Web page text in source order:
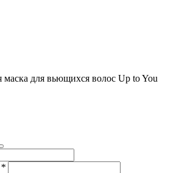
для вьющихся волос Up to You
*